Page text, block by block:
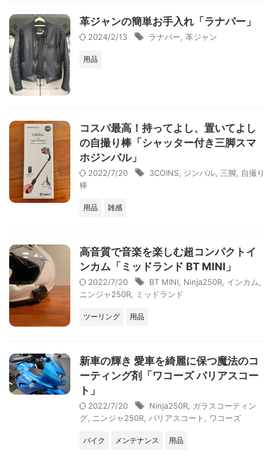
革ジャンの簡単お手入れ「ラナパー」
2024/2/13 ラナパー 革ジャン
用品
コスパ最高！持ってよし、置いてよし
の自撮り棒「シャッター付き三脚スマ
ホジンバル」
2022/7/20 3COINS, ジンバル, 三脚, 自撮り
棒
用品 雑感
高音質で音楽を楽しむ超コンパクトイ
ンカム「ミッドランド BT MINI」
2022/7/20 BT MINI, Ninja250R, インカム,
ニンジャ250R, ミッドランド
ツーリング 用品
新車の輝き 愛車を綺麗に保つ魔法のコ
ーティング剤「ワコーズ バリアスコー
ト」
2022/7/20 Ninja250R, ガラスコーティン
グ, ニンジャ250R, バリアスコート , ワコーズ
バイク メンテナンス 用品